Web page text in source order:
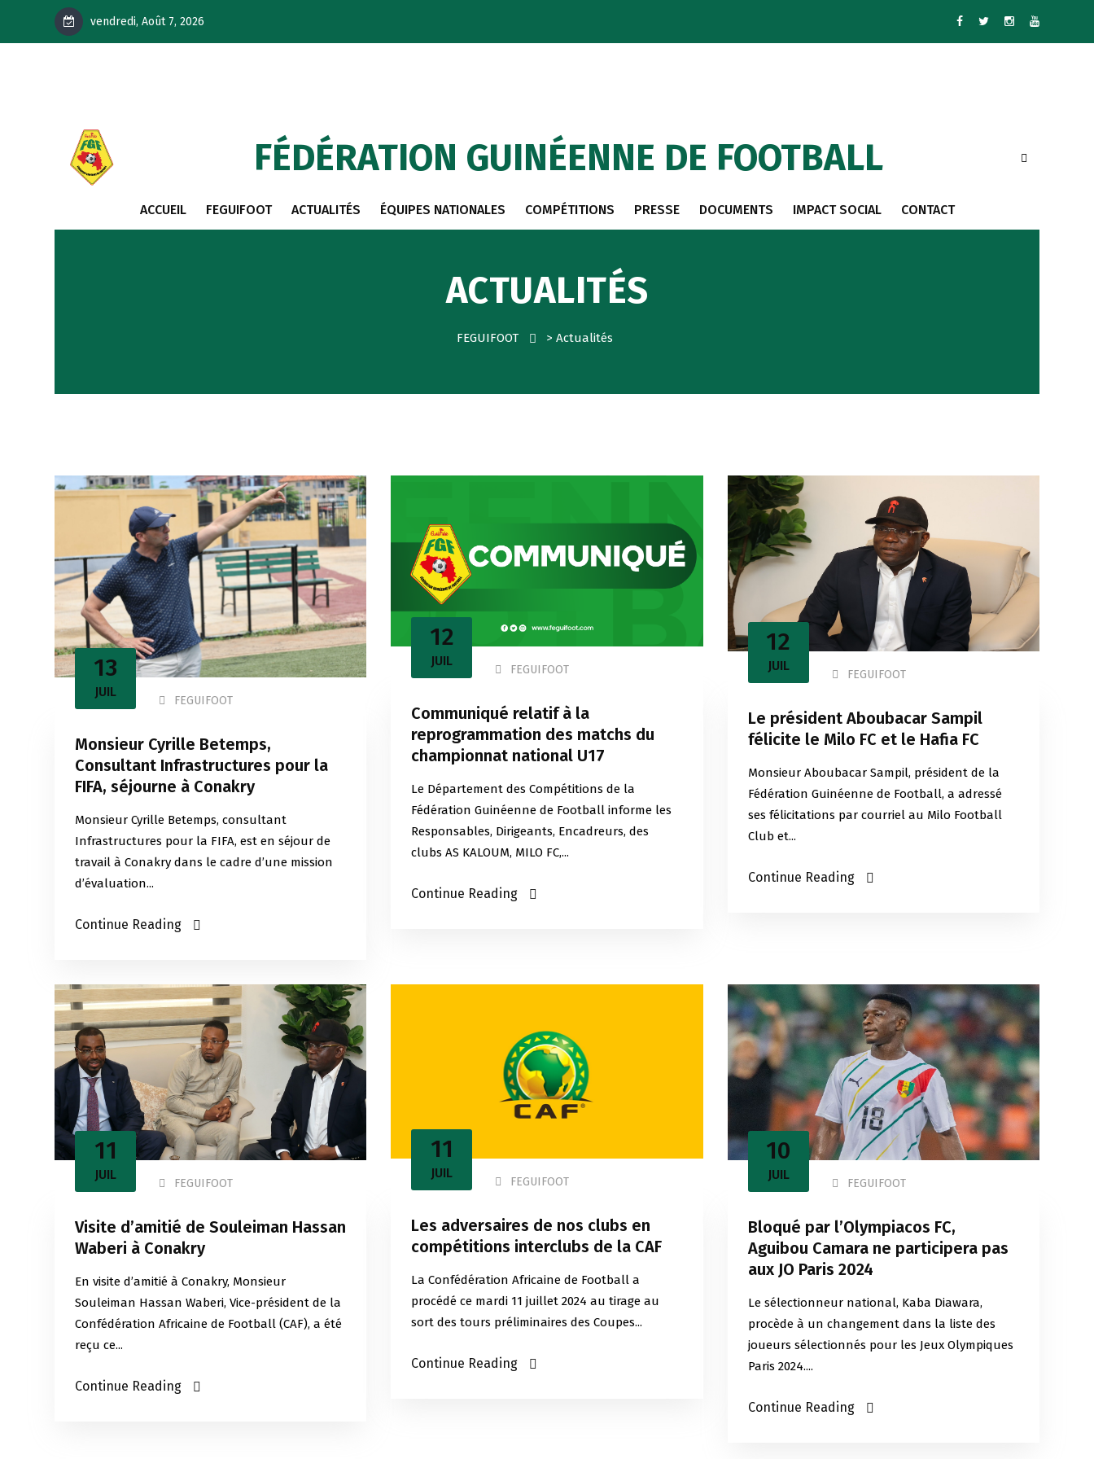
vendredi, Août 7, 2026
FÉDÉRATION GUINÉENNE DE FOOTBALL
ACCUEIL FEGUIFOOT ACTUALITÉS ÉQUIPES NATIONALES COMPÉTITIONS PRESSE DOCUMENTS IMPACT SOCIAL CONTACT
ACTUALITÉS
FEGUIFOOT > Actualités
13
JUIL
FEGUIFOOT
Monsieur Cyrille Betemps,
Consultant Infrastructures pour la
FIFA, séjourne à Conakry
Monsieur Cyrille Betemps, consultant
Infrastructures pour la FIFA, est en séjour de
travail à Conakry dans le cadre d’une mission
d’évaluation...
Continue Reading
12
JUIL
FEGUIFOOT
Communiqué relatif à la
reprogrammation des matchs du
championnat national U17
Le Département des Compétitions de la
Fédération Guinéenne de Football informe les
Responsables, Dirigeants, Encadreurs, des
clubs AS KALOUM, MILO FC,...
Continue Reading
12
JUIL
FEGUIFOOT
Le président Aboubacar Sampil
félicite le Milo FC et le Hafia FC
Monsieur Aboubacar Sampil, président de la
Fédération Guinéenne de Football, a adressé
ses félicitations par courriel au Milo Football
Club et...
Continue Reading
11
JUIL
FEGUIFOOT
Visite d’amitié de Souleiman Hassan
Waberi à Conakry
En visite d’amitié à Conakry, Monsieur
Souleiman Hassan Waberi, Vice-président de la
Confédération Africaine de Football (CAF), a été
reçu ce...
Continue Reading
11
JUIL
FEGUIFOOT
Les adversaires de nos clubs en
compétitions interclubs de la CAF
La Confédération Africaine de Football a
procédé ce mardi 11 juillet 2024 au tirage au
sort des tours préliminaires des Coupes...
Continue Reading
10
JUIL
FEGUIFOOT
Bloqué par l’Olympiacos FC,
Aguibou Camara ne participera pas
aux JO Paris 2024
Le sélectionneur national, Kaba Diawara,
procède à un changement dans la liste des
joueurs sélectionnés pour les Jeux Olympiques
Paris 2024....
Continue Reading